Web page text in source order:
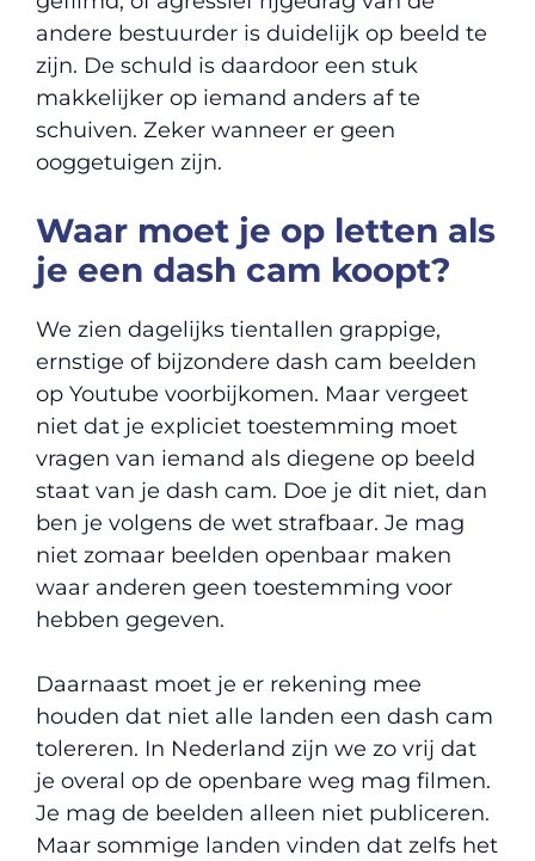
andere bestuurder is duidelijk op beeld te
zijn. De schuld is daardoor een stuk
makkelijker op iemand anders af te
schuiven. Zeker wanneer er geen
ooggetuigen zijn.
Waar moet je op letten als
je een dash cam koopt?
We zien dagelijks tientallen grappige,
ernstige of bijzondere dash cam beelden
op Youtube voorbijkomen. Maar vergeet
niet dat je expliciet toestemming moet
vragen van iemand als diegene op beeld
staat van je dash cam. Doe je dit niet, dan
ben je volgens de wet strafbaar. Je mag
niet zomaar beelden openbaar maken
waar anderen geen toestemming voor
hebben gegeven.
Daarnaast moet je er rekening mee
houden dat niet alle landen een dash cam
tolereren. In Nederland zijn we zo vrij dat
je overal op de openbare weg mag filmen.
Je mag de beelden alleen niet publiceren.
Maar sommige landen vinden dat zelfs het